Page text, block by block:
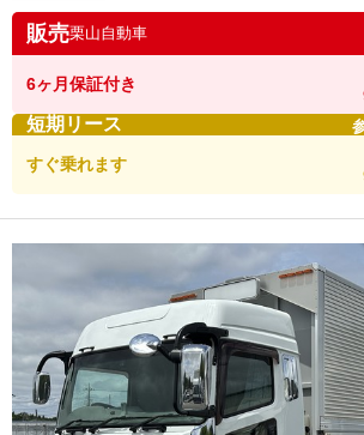
販売栗山自動車
6ヶ月保証付き
短期リース
すぐ乗れます